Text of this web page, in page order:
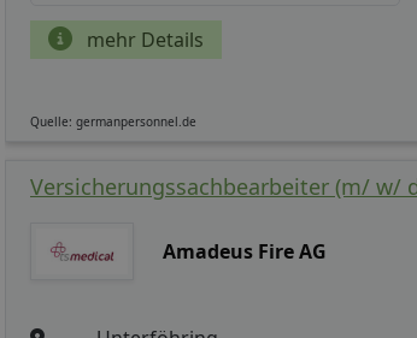
mehr Details
Quelle: germanpersonnel.de
Versicherungssachbearbeiter (m/ w/
Amadeus Fire AG